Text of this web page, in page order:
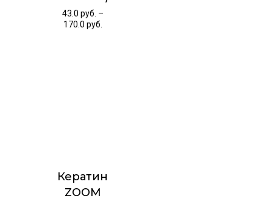
43.0 руб. –
170.0 руб.
Кератин
ZOOM